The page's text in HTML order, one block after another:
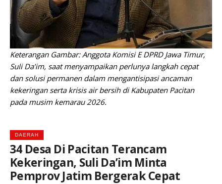
Keterangan Gambar: Anggota Komisi E DPRD Jawa Timur,
Suli Da’im, saat menyampaikan perlunya langkah cepat
dan solusi permanen dalam mengantisipasi ancaman
kekeringan serta krisis air bersih di Kabupaten Pacitan
pada musim kemarau 2026.
DAERAH
34 Desa Di Pacitan Terancam
Kekeringan, Suli Da’im Minta
Pemprov Jatim Bergerak Cepat